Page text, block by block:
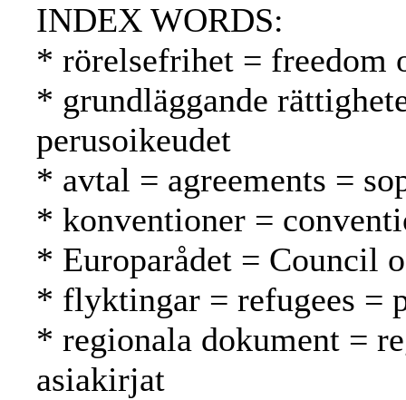
INDEX WORDS:
* rörelsefrihet = freedom
* grundläggande
perusoikeudet
* avtal = agreements =
* konventioner =
* Europarådet = Council
* flyktingar = refugees =
* regionala dokument =
asiakirjat